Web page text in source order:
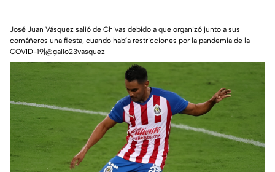
José Juan Vásquez salió de Chivas debido a que organizó junto a sus
comáñeros una fiesta, cuando había restricciones por la pandemia de la
COVID-19|@gallo23vasquez